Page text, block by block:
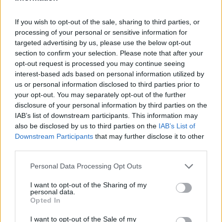
If you wish to opt-out of the sale, sharing to third parties, or
processing of your personal or sensitive information for
targeted advertising by us, please use the below opt-out
section to confirm your selection. Please note that after your
opt-out request is processed you may continue seeing
interest-based ads based on personal information utilized by
us or personal information disclosed to third parties prior to
your opt-out. You may separately opt-out of the further
disclosure of your personal information by third parties on the
IAB’s list of downstream participants. This information may
also be disclosed by us to third parties on the IAB’s List of
Downstream Participants that may further disclose it to other
Please note that this website/app uses one or more Google
not limited to your visit or usage behaviour. You may click to
grant or deny consent to Google and its third-party tags to
use your data for below specified purposes in below Google
consent section.
Personal Data Processing Opt Outs
I want to opt-out of the Sharing of my
personal data.
Opted In
I want to opt-out of the Sale of my
felismeréseket hozhat, amelyek után nehéz lenne
visszamenni a régi, önfeladós működéshez.
Kapcsolatokban természetes rostálás indul: ami felszínes,
elcsendesedik; ami igaz, mélyül. A Halaknak ebben az
időszakban különösen fontos, hogy olyan emberek vegyék
körül, akik nem csak „értik”, hanemtartják is.
A felfedezés, utazás, kaland motívuma is erős lehet: új
helyek, új nézőpontok, új inspirációk – és a felismerés, hogy
a lélek néha tényleg akkor gyógyul, amikor kiszakad a
megszokott térből.
Mérleg:
egyensúlyteremtés, új